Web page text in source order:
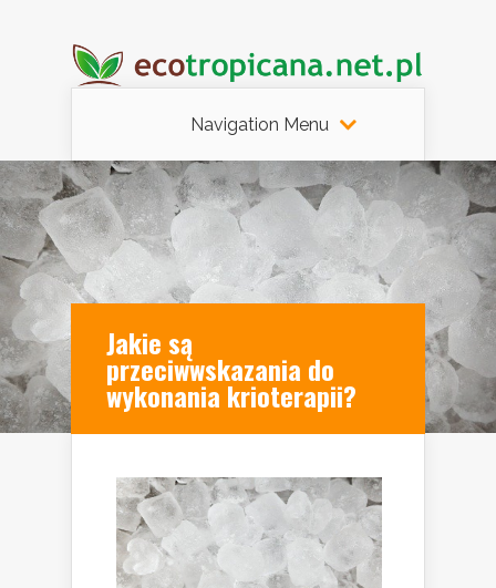
Navigation Menu
Jakie są
przeciwwskazania do
wykonania krioterapii?